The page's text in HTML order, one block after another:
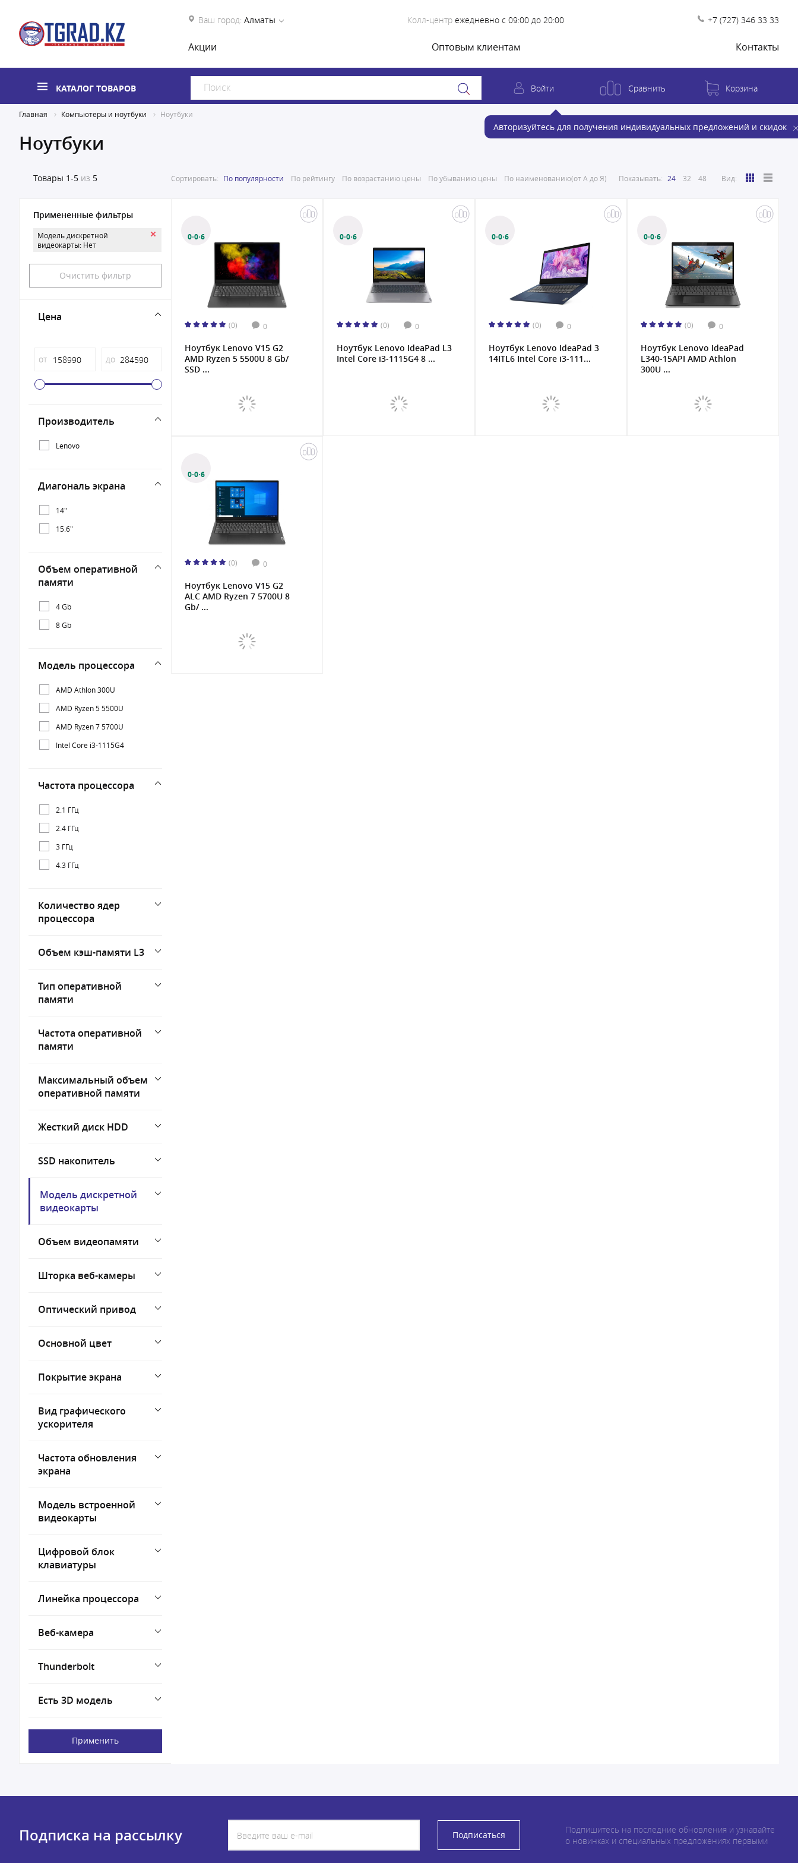
Ваш город: Алматы Колл-центр ежедневно с 09:00 до 20:00 +7 (727) 346 33 33
Акции Оптовым клиентам Контакты
КАТАЛОГ ТОВАРОВ Войти
Авторизуйтесь для получения индивидуальных предложений и скидок
Сравнить Корзина
Главная Компьютеры и ноутбуки Ноутбуки
Ноутбуки
Товары 1-5 из 5 Сортировать: По популярности По рейтингу По возрастанию цены По убыванию цены По наименованию(от А до Я) Показывать: 24 32 48 Вид:
Примененные фильтры
Модель дискретной
видеокарты: Нет
Очистить фильтр
Цена
от до
Производитель
Lenovo
Диагональ экрана
14"
15.6"
Объем оперативной
памяти
4 Gb
8 Gb
Модель процессора
AMD Athlon 300U
AMD Ryzen 5 5500U
AMD Ryzen 7 5700U
Intel Core i3-1115G4
Частота процессора
2.1 ГГц
2.4 ГГц
3 ГГц
4.3 ГГц
Количество ядер
процессора
Объем кэш-памяти L3
Тип оперативной
памяти
Частота оперативной
памяти
Максимальный объем
оперативной памяти
Жесткий диск HDD
SSD накопитель
Модель дискретной
видеокарты
Объем видеопамяти
Шторка веб-камеры
Оптический привод
Основной цвет
Покрытие экрана
Вид графического
ускорителя
Частота обновления
экрана
Модель встроенной
видеокарты
Цифровой блок
клавиатуры
Линейка процессора
Веб-камера
Thunderbolt
Есть 3D модель
Применить
0·0·6
(0) 0
Ноутбук Lenovo V15 G2
AMD Ryzen 5 5500U 8 Gb/
SSD ...
0·0·6
(0) 0
Ноутбук Lenovo IdeaPad L3
Intel Core i3-1115G4 8 ...
0·0·6
(0) 0
Ноутбук Lenovo IdeaPad 3
14ITL6 Intel Core i3-111...
0·0·6
(0) 0
Ноутбук Lenovo IdeaPad
L340-15API AMD Athlon
300U ...
0·0·6
(0) 0
Ноутбук Lenovo V15 G2
ALC AMD Ryzen 7 5700U 8
Gb/ ...
Подписка на рассылку Подписаться
Подпишитесь на последние обновления и узнавайте
о новинках и специальных предложениях первыми